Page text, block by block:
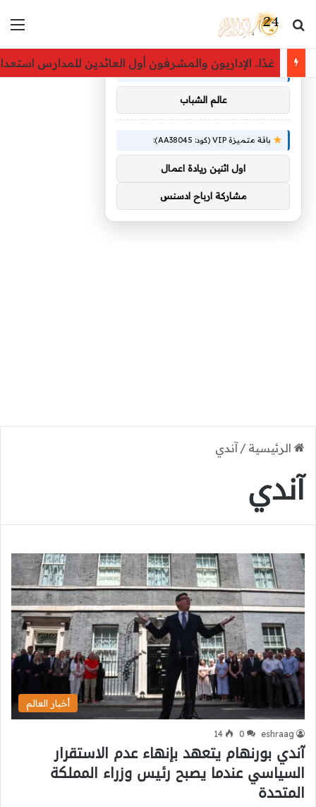
بحث عن
غدًا.. الإداريون والمشرفون أول العائدين للمدارس استعدادًا
الرئيسية / آندي
آندي
أخبار العالم
eshraag
0
14
آندي بورنهام يتعهد بإنهاء عدم الاستقرار
السياسي عندما يصبح رئيس وزراء المملكة
المتحدة
توصيات :
باقة متميزة VIP (كود: AA86842):
عالم الشباب
باقة متميزة VIP (كود: AA38045):
اول اثنين ريادة اعمال
مشاركة ارباح ادسنس